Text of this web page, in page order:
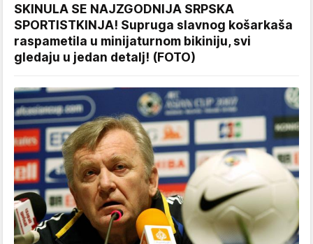
SKINULA SE NAJZGODNIJA SRPSKA
SPORTISTKINJA! Supruga slavnog košarkaša
raspametila u minijaturnom bikiniju, svi
gledaju u jedan detalj! (FOTO)